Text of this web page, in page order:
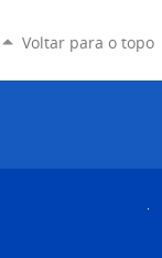
Voltar para o topo